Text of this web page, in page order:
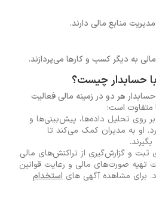
منابع مالی دارند.
به دیگر کسب و کارها می‌پردازند.
حسابدار چیست؟
هر دو در زمینه مالی فعالیت
متفاوت است:
بر روی تحلیل داده‌ها، پیش‌بینی‌ها و
او به مدیران کمک می‌کند تا
ثبت و گزارش‌گیری از تراکنش‌های مالی
تهیه صورت‌های مالی و رعایت قوانین
برای مشاهده آگهی های استخدام